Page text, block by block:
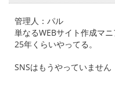
管理人：パル
単なるWEBサイト作成マニ
25年くらいやってる。
SNSはもうやっていません